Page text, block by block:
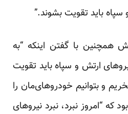
باید تقویت بشوند.”
همچنین با گفتن اینکه “به
ارتش و سپاه باید تقویت
و بتوانیم خودروهای‌مان را
که “امروز نبرد، نبرد نیروهای